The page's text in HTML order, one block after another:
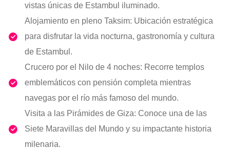
vistas únicas de Estambul iluminado.
Alojamiento en pleno Taksim: Ubicación estratégica
para disfrutar la vida nocturna, gastronomía y cultura
de Estambul.
Crucero por el Nilo de 4 noches: Recorre templos
emblemáticos con pensión completa mientras
navegas por el río más famoso del mundo.
Visita a las Pirámides de Giza: Conoce una de las
Siete Maravillas del Mundo y su impactante historia
milenaria.